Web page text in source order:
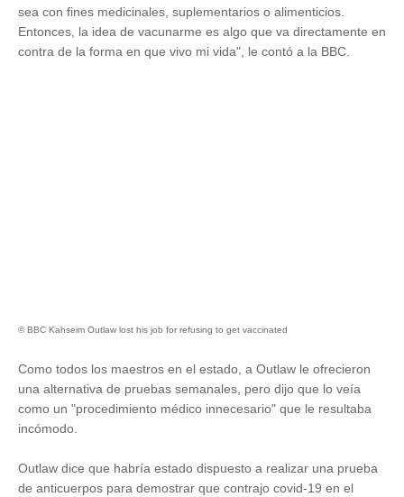
sea con fines medicinales, suplementarios o alimenticios.
Entonces, la idea de vacunarme es algo que va directamente en
contra de la forma en que vivo mi vida", le contó a la BBC.
© BBC Kahseim Outlaw lost his job for refusing to get vaccinated
Como todos los maestros en el estado, a Outlaw le ofrecieron
una alternativa de pruebas semanales, pero dijo que lo veía
como un "procedimiento médico innecesario" que le resultaba
incómodo.
Outlaw dice que habría estado dispuesto a realizar una prueba
de anticuerpos para demostrar que contrajo covid-19 en el